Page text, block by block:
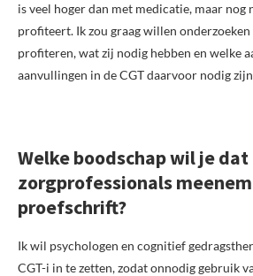
is veel hoger dan met medicatie, maar
profiteert. Ik zou graag willen
profiteren, wat zij nodig hebben en welke
aanvullingen in de CGT daarvoor nodig
Welke boodschap wil je dat
zorgprofessionals
proefschrift?
Ik wil psychologen en cognitief
CGT-i in te zetten, zodat onnodig gebruik